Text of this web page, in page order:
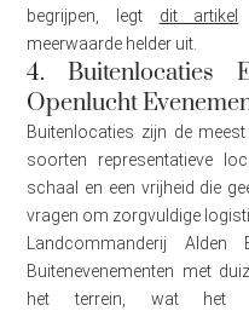
begrijpen, legt dit artikel
meerwaarde helder uit.
4. Buitenlocaties
Openlucht
Buitenlocaties zijn de
soorten representatieve
schaal en een vrijheid die
vragen om zorgvuldige
Landcommanderij
Buitenevenementen met
het terrein, wat het